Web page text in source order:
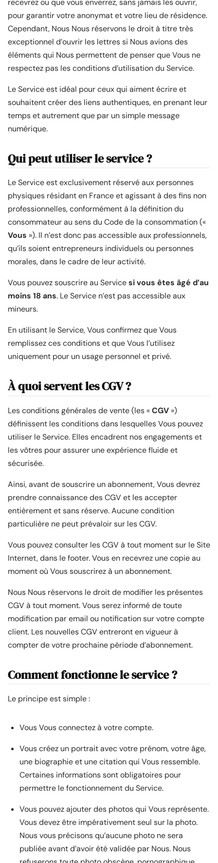
recevrez ou que vous enverrez, sans jamais les ouvrir,
pour garantir votre anonymat et votre lieu de résidence.
Cependant, Nous Nous réservons le droit à titre très
exceptionnel d’ouvrir les lettres si Nous avions des
éléments qui Nous permettent de penser que Vous ne
respectez pas les conditions d’utilisation du Service.
Le Service est idéal pour ceux qui aiment écrire et
souhaitent créer des liens authentiques, en prenant leur
temps et autrement que par un simple message
numérique.
Qui peut utiliser le service ?
Le Service est exclusivement réservé aux personnes
physiques résidant en France et agissant à des fins non
professionnelles, conformément à la définition du
consommateur au sens du Code de la consommation («
Vous »). Il n’est donc pas accessible aux professionnels,
qu’ils soient entrepreneurs individuels ou personnes
morales, dans le cadre de leur activité.
Vous pouvez souscrire au Servicesi vous êtes âgé d’au
moins 18 ans. Le Service n’est pas accessible aux
mineurs.
En utilisant le Service, Vous confirmez que Vous
remplissez ces conditions et que Vous l’utilisez
uniquement pour un usage personnel et privé.
À quoi servent les CGV ?
Les conditions générales de vente (les «CGV »)
définissent les conditions dans lesquelles Vous pouvez
utiliser le Service. Elles encadrent nos engagements et
les vôtres pour assurer une expérience fluide et
sécurisée.
Ainsi, avant de souscrire un abonnement, Vous devrez
prendre connaissance des CGV et les accepter
entièrement et sans réserve. Aucune condition
particulière ne peut prévaloir sur les CGV.
Vous pouvez consulter les CGV à tout moment sur le Site
Internet, dans le footer. Vous en recevrez une copie au
moment où Vous souscrirez à un abonnement.
Nous Nous réservons le droit de modifier les présentes
CGV à tout moment. Vous serez informé de toute
modification par email ou notification sur votre compte
client. Les nouvelles CGV entreront en vigueur à
compter de votre prochaine période d’abonnement.
Comment fonctionne le service ?
Le principe est simple :
Vous Vous connectez à votre compte.
Vous créez un portrait avec votre prénom, votre âge,
une biographie et une citation qui Vous ressemble.
Certaines informations sont obligatoires pour
permettre le fonctionnement du Service.
Vous pouvez ajouter des photos qui Vous représente.
Vous devez être impérativement seul sur la photo.
Nous vous précisons qu’aucune photo ne sera
publiée avant d’avoir été validée par Nous. Nous